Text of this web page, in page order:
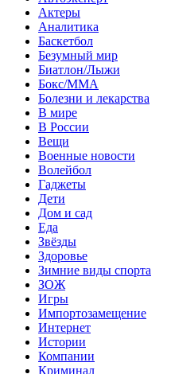
Актеры
Аналитика
Баскетбол
Безумный мир
Биатлон/Лыжи
Бокс/MMA
Болезни и лекарства
В мире
В России
Вещи
Военные новости
Волейбол
Гаджеты
Дети
Дом и сад
Еда
Звёзды
Здоровье
Зимние виды спорта
ЗОЖ
Игры
Импортозамещение
Интернет
Истории
Компании
Криминал